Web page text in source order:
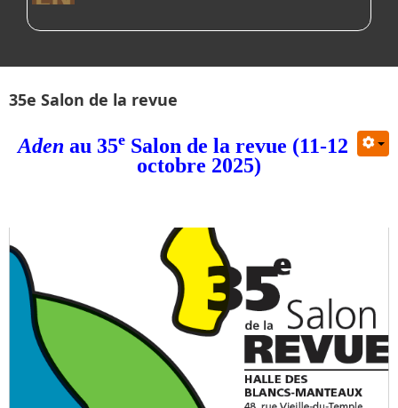
35e Salon de la revue
Aden au 35e Salon de la revue (11-12
octobre 2025)